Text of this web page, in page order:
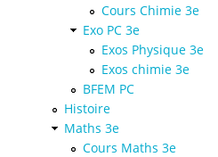
Cours Chimie 3e
Exo PC 3e
Exos Physique 3e
Exos chimie 3e
BFEM PC
Histoire
Maths 3e
Cours Maths 3e